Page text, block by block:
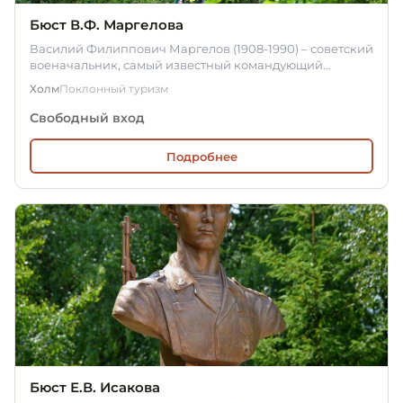
Бюст В.Ф. Маргелова
Василий Филиппович Маргелов (1908-1990) – советский
военачальник, самый известный командующий
ХолмПоклонный туризм
Свободный вход
Подробнее
Бюст Е.В. Исакова